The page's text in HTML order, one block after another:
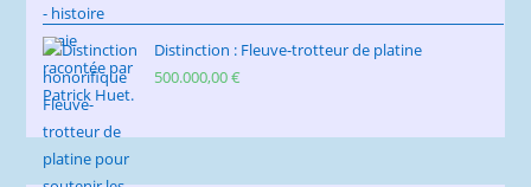
Distinction : Fleuve-trotteur de platine
500.000,00€